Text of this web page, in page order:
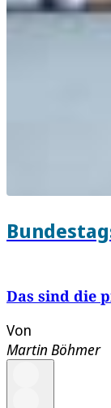
Das sind die
Von
Martin Böhmer